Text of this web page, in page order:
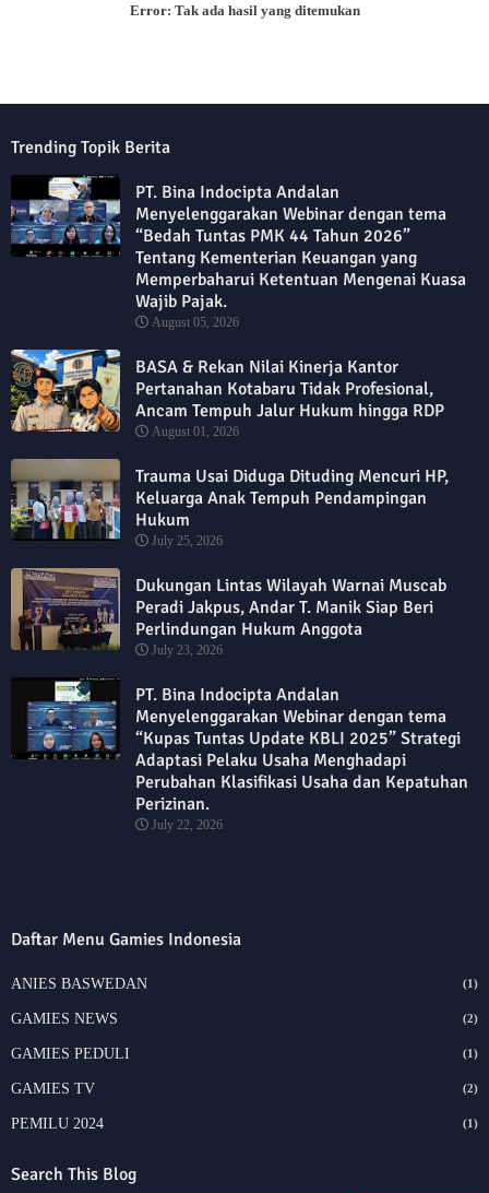
Error: Tak ada hasil yang ditemukan
Trending Topik Berita
PT. Bina Indocipta Andalan
Menyelenggarakan Webinar dengan tema
“Bedah Tuntas PMK 44 Tahun 2026”
Tentang Kementerian Keuangan yang
Memperbaharui Ketentuan Mengenai Kuasa
Wajib Pajak.
August 05, 2026
BASA & Rekan Nilai Kinerja Kantor
Pertanahan Kotabaru Tidak Profesional,
Ancam Tempuh Jalur Hukum hingga RDP
August 01, 2026
Trauma Usai Diduga Dituding Mencuri HP,
Keluarga Anak Tempuh Pendampingan
Hukum
July 25, 2026
Dukungan Lintas Wilayah Warnai Muscab
Peradi Jakpus, Andar T. Manik Siap Beri
Perlindungan Hukum Anggota
July 23, 2026
PT. Bina Indocipta Andalan
Menyelenggarakan Webinar dengan tema
“Kupas Tuntas Update KBLI 2025” Strategi
Adaptasi Pelaku Usaha Menghadapi
Perubahan Klasifikasi Usaha dan Kepatuhan
Perizinan.
July 22, 2026
Daftar Menu Gamies Indonesia
ANIES BASWEDAN (1)
GAMIES NEWS (2)
GAMIES PEDULI (1)
GAMIES TV (2)
PEMILU 2024 (1)
Search This Blog